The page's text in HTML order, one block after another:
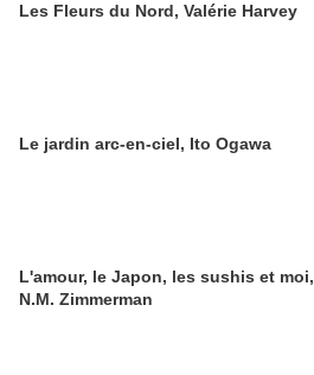
Les Fleurs du Nord, Valérie Harvey
Le jardin arc-en-ciel, Ito Ogawa
L'amour, le Japon, les sushis et moi,
N.M. Zimmerman